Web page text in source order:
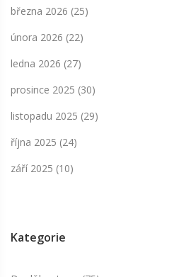
března 2026 (25)
února 2026 (22)
ledna 2026 (27)
prosince 2025 (30)
listopadu 2025 (29)
října 2025 (24)
září 2025 (10)
Kategorie